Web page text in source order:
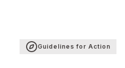
Guidelines for Action